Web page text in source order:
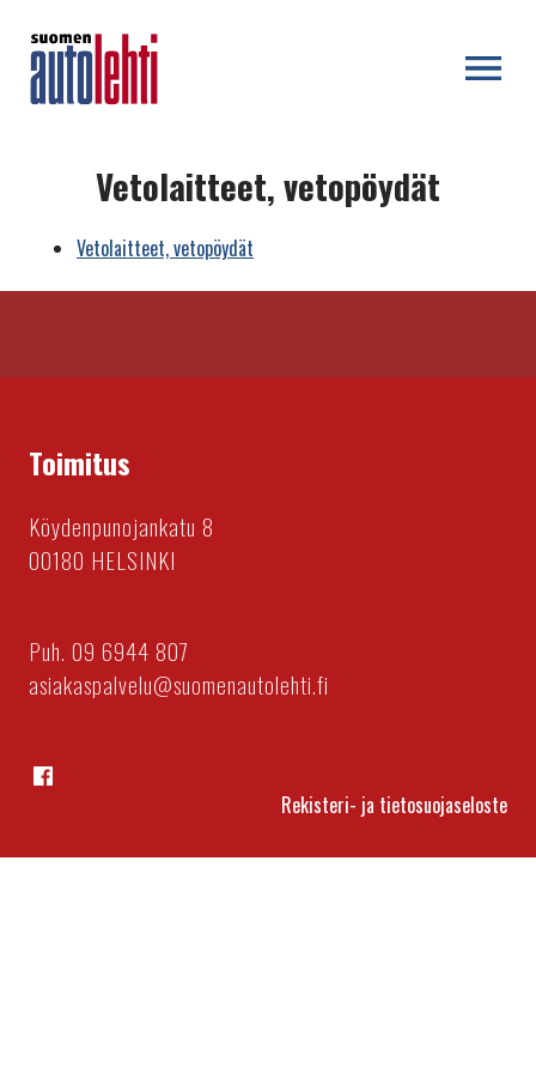
Vetolaitteet, vetopöydät
Vetolaitteet, vetopöydät
Toimitus
Köydenpunojankatu 8
00180 HELSINKI
Puh. 09 6944 807
asiakaspalvelu@suomenautolehti.fi
Rekisteri- ja tietosuojaseloste